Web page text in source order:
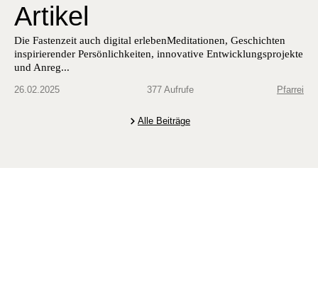
Artikel
Die Fas­ten­zeit auch dig­i­tal erlebenMed­i­ta­tio­nen, Geschicht­en
inspiri­eren­der Per­sön­lichkeit­en, inno­v­a­tive Entwick­lung­spro­jek­te
und Anre­g...
26.02.2025 377 Aufrufe Pfarrei
Alle Beiträge